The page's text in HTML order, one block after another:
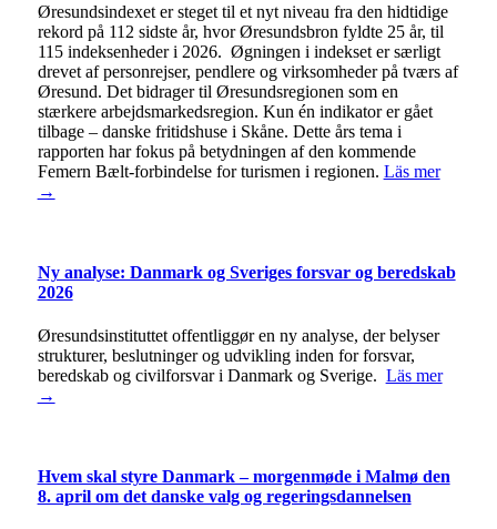
Øresundsindexet er steget til et nyt niveau fra den hidtidige
rekord på 112 sidste år, hvor Øresundsbron fyldte 25 år, til
115 indeksenheder i 2026. Øgningen i indekset er særligt
drevet af personrejser, pendlere og virksomheder på tværs af
Øresund. Det bidrager til Øresundsregionen som en
stærkere arbejdsmarkedsregion. Kun én indikator er gået
tilbage – danske fritidshuse i Skåne. Dette års tema i
rapporten har fokus på betydningen af den kommende
Femern Bælt-forbindelse for turismen i regionen. Läs mer
→
Ny analyse: Danmark og Sveriges forsvar og beredskab
2026
Øresundsinstituttet offentliggør en ny analyse, der belyser
strukturer, beslutninger og udvikling inden for forsvar,
beredskab og civilforsvar i Danmark og Sverige. Läs mer
→
Hvem skal styre Danmark – morgenmøde i Malmø den
8. april om det danske valg og regeringsdannelsen